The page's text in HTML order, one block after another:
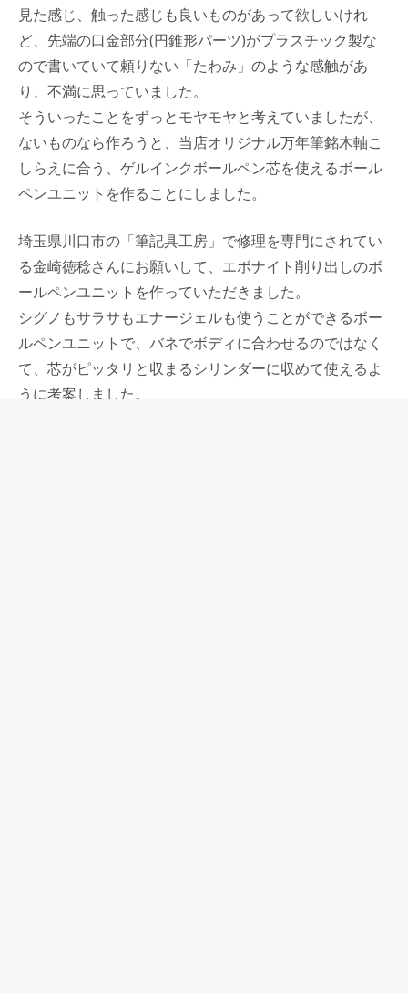
見た感じ、触った感じも良いものがあって欲しいけれ
ど、先端の口金部分(円錐形パーツ)がプラスチック製な
ので書いていて頼りない「たわみ」のような感触があ
り、不満に思っていました。
そういったことをずっとモヤモヤと考えていましたが、
ないものなら作ろうと、当店オリジナル万年筆銘木軸こ
しらえに合う、ゲルインクボールペン芯を使えるボール
ペンユニットを作ることにしました。
埼玉県川口市の「筆記具工房」で修理を専門にされてい
る金崎徳稔さんにお願いして、エボナイト削り出しのボ
ールペンユニットを作っていただきました。
シグノもサラサもエナージェルも使うことができるボー
ルペンユニットで、バネでボディに合わせるのではなく
て、芯がピッタリと収まるシリンダーに収めて使えるよ
うに考案しました。